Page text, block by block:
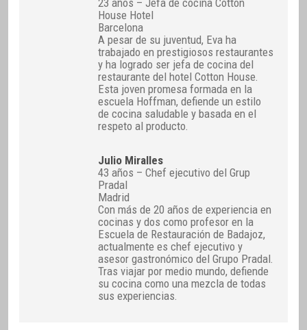
House Hotel
Barcelona
A pesar de su juventud, Eva ha
trabajado en prestigiosos restaurantes
y ha logrado ser jefa de cocina del
restaurante del hotel Cotton House.
Esta joven promesa formada en la
escuela Hoffman, defiende un estilo
de cocina saludable y basada en el
respeto al producto.
Julio Miralles
43 años – Chef ejecutivo del Grup
Pradal
Madrid
Con más de 20 años de experiencia en
cocinas y dos como profesor en la
Escuela de Restauración de Badajoz,
actualmente es chef ejecutivo y
asesor gastronómico del Grupo Pradal.
Tras viajar por medio mundo, defiende
su cocina como una mezcla de todas
sus experiencias.